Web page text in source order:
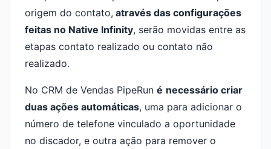
origem do contato, através das configurações
feitas no Native Infinity, serão movidas entre as
etapas contato realizado ou contato não
realizado.
No CRM de Vendas PipeRun é necessário criar
duas ações automáticas, uma para adicionar o
número de telefone vinculado a oportunidade
no discador, e outra ação para remover o